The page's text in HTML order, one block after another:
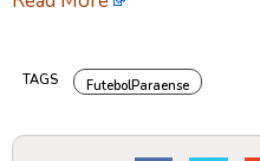
TAGS FutebolParaense